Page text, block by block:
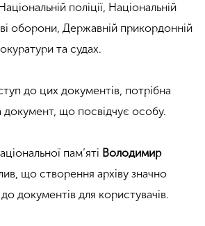
поліції, Національній
оборони, Державній прикордонній
та судах.
до цих документів, потрібна
документ, що посвідчує особу.
пам’яті Володимир
що створення архіву значно
документів для користувачів.